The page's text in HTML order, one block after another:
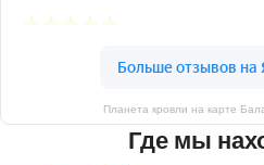
Планета кровли на карте
Где мы